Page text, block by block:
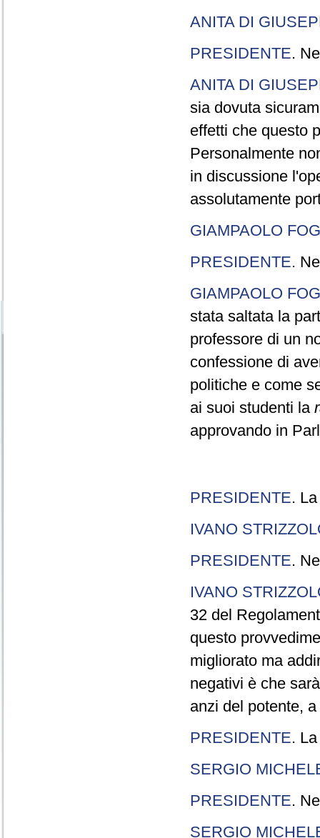
ANITA DI
PRESIDENTE.
ANITA DI
sia dovuta
effetti che questo
Personalmente
in discussione
assolutamente
GIAMPAOLO
PRESIDENTE.
GIAMPAOLO
stata saltata la
professore di un
confessione di
politiche e come
ai suoi studenti la
approvando in
PRESIDENTE.
IVANO
PRESIDENTE.
IVANO
32 del
questo
migliorato ma
negativi è che
anzi del potente,
PRESIDENTE.
SERGIO
PRESIDENTE.
SERGIO